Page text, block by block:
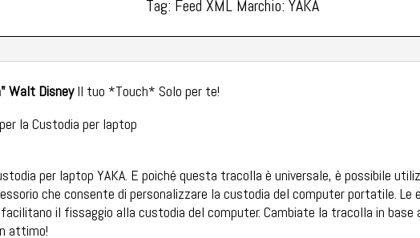
-
JUNGLE
STYLE
Tag: Feed XML Marchio: YAKA
Walt DisneyIl tuo *Touch* Solo per te!
la Custodia per laptop
per laptop YAKA. E poiché questa tracolla è universale, è possibile
che consente di personalizzare la custodia del computer portatile. Le
il fissaggio alla custodia del computer. Cambiate la tracolla in base
attimo!